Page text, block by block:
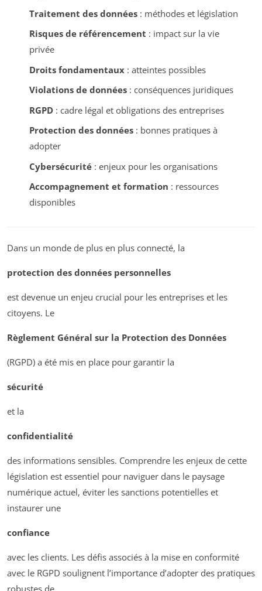
Traitement des données: méthodes et législation
Risques de référencement : impact sur la vie
privée
Droits fondamentaux: atteintes possibles
Violations de données: conséquences juridiques
RGPD: cadre légal et obligations des entreprises
Protection des données: bonnes pratiques à
adopter
Cybersécurité: enjeux pour les organisations
Accompagnement et formation : ressources
disponibles
Dans un monde de plus en plus connecté, la
protection des données personnelles
est devenue un enjeu crucial pour les entreprises et les
citoyens. Le
Règlement Général sur la Protection des Données
(RGPD) a été mis en place pour garantir la
sécurité
et la
confidentialité
des informations sensibles. Comprendre les enjeux de cette
législation est essentiel pour naviguer dans le paysage
numérique actuel, éviter les sanctions potentielles et
instaurer une
confiance
avec les clients. Les défis associés à la mise en conformité
avec le RGPD soulignent l’importance d’adopter des pratiques